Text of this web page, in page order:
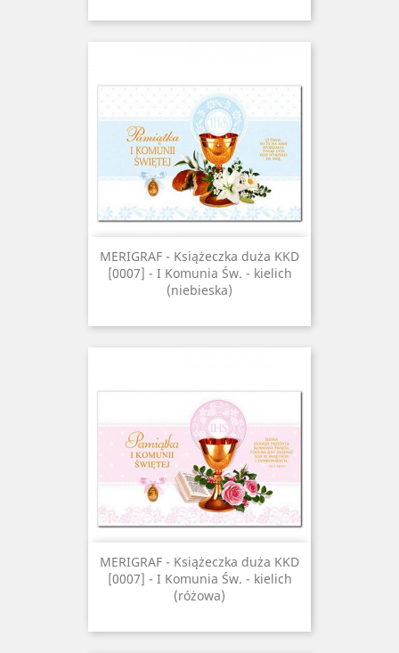
MERIGRAF - Książeczka duża KKD
[0007] - I Komunia Św. - kielich
(niebieska)
MERIGRAF - Książeczka duża KKD
[0007] - I Komunia Św. - kielich
(różowa)